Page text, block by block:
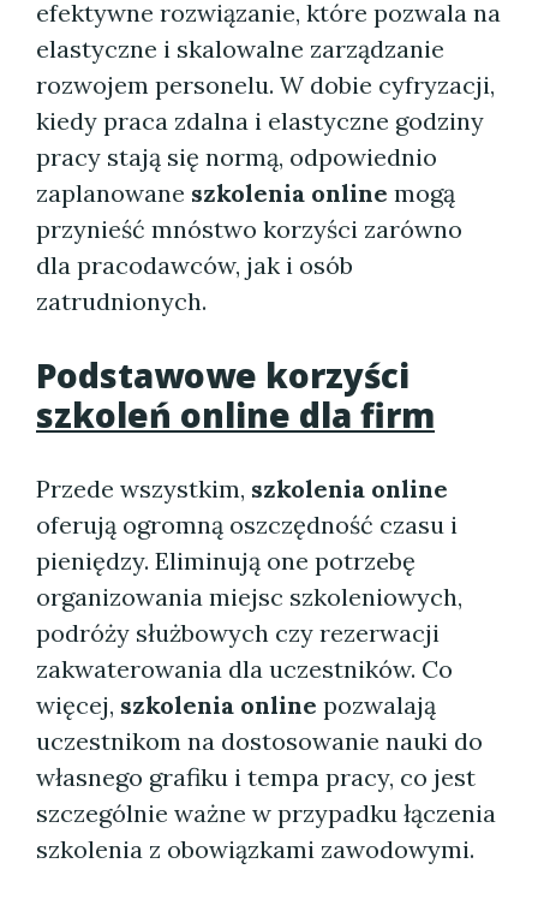
efektywne rozwiązanie, które pozwala na
elastyczne i skalowalne zarządzanie
rozwojem personelu. W dobie cyfryzacji,
kiedy praca zdalna i elastyczne godziny
pracy stają się normą, odpowiednio
zaplanowane szkolenia online mogą
przynieść mnóstwo korzyści zarówno
dla pracodawców, jak i osób
zatrudnionych.
Podstawowe korzyści
szkoleń online dla firm
Przede wszystkim, szkolenia online
oferują ogromną oszczędność czasu i
pieniędzy. Eliminują one potrzebę
organizowania miejsc szkoleniowych,
podróży służbowych czy rezerwacji
zakwaterowania dla uczestników. Co
więcej, szkolenia online pozwalają
uczestnikom na dostosowanie nauki do
własnego grafiku i tempa pracy, co jest
szczególnie ważne w przypadku łączenia
szkolenia z obowiązkami zawodowymi.